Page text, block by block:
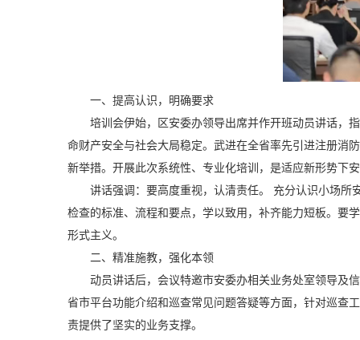
一、提高认识，明确要求
培训会伊始，区安委办领导出席并作开班动员讲话，
命财产安全与社会大局稳定。武进在全省率先引进注册消
新举措。开展此次系统性、专业化培训，是适应新形势下
讲话强调：要高度重视，认清责任。 充分认识小场
检查的标准、流程和要点，学以致用，补齐能力短板。要
形式主义。
二、精准施教，强化本领
动员讲话后，会议特邀市安委办相关业务处室领导及
省市平台功能介绍和巡查常见问题答疑等方面，针对巡查
责提供了坚实的业务支撑。